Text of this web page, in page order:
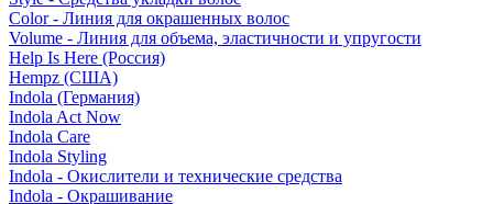
Color - Линия для окрашенных волос
Volume - Линия для объема, эластичности и упругости
Help Is Here (Россия)
Hempz (США)
Indola (Германия)
Indola Act Now
Indola Care
Indola Styling
Indola - Окислители и технические средства
Indola - Окрашивание